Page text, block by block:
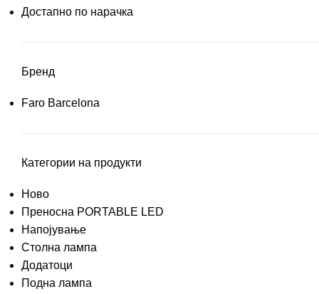
Достапно по нарачка
Бренд
Faro Barcelona
Категории на продукти
Ново
Преносна PORTABLE LED
Напојување
Столна лампа
Додатоци
Подна лампа